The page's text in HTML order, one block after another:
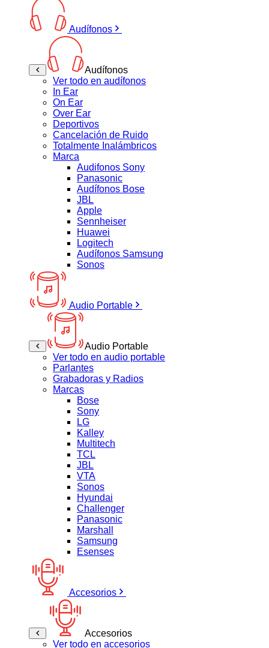
Audífonos
Audífonos
Ver todo en audífonos
In Ear
On Ear
Over Ear
Deportivos
Cancelación de Ruido
Totalmente Inalámbricos
Marca
Audifonos Sony
Panasonic
Audífonos Bose
JBL
Apple
Sennheiser
Huawei
Logitech
Audífonos Samsung
Sonos
Audio Portable
Audio Portable
Ver todo en audio portable
Parlantes
Grabadoras y Radios
Marcas
Bose
Sony
LG
Kalley
Multitech
TCL
JBL
VTA
Sonos
Hyundai
Challenger
Panasonic
Marshall
Samsung
Esenses
Accesorios
Accesorios
Ver todo en accesorios